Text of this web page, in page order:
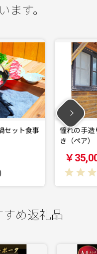
ます。
一泊朝食付
飛騨牛サ
－コ－ス
￥
すめ返礼品